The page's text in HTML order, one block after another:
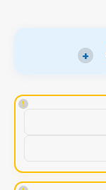
+
!